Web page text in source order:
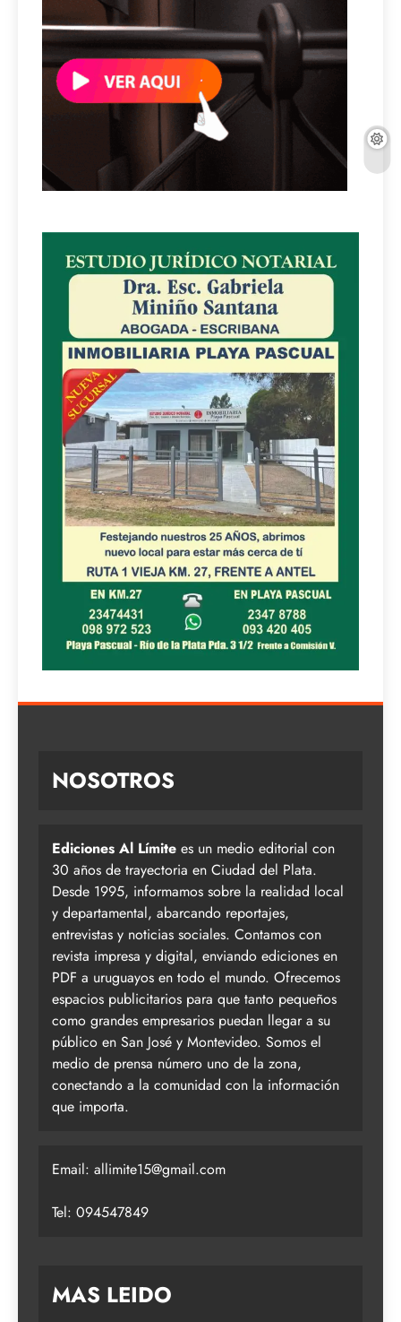
NOSOTROS
Ediciones Al Límite es un medio editorial con
30 años de trayectoria en Ciudad del Plata.
Desde 1995, informamos sobre la realidad local
y departamental, abarcando reportajes,
entrevistas y noticias sociales. Contamos con
revista impresa y digital, enviando ediciones en
PDF a uruguayos en todo el mundo. Ofrecemos
espacios publicitarios para que tanto pequeños
como grandes empresarios puedan llegar a su
público en San José y Montevideo. Somos el
medio de prensa número uno de la zona,
conectando a la comunidad con la información
que importa.
Email: allimite15@gmail.com
Tel: 094547849
MAS LEIDO